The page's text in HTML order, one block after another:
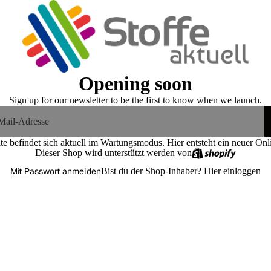
Opening soon
Sign up for our newsletter to be the first to know when we launch.
befindet sich aktuell im Wartungsmodus. Hier entsteht ein neuer
Dieser Shop wird unterstützt werden von
Mit Passwort anmeldenBist du der Shop-Inhaber? Hier einloggen